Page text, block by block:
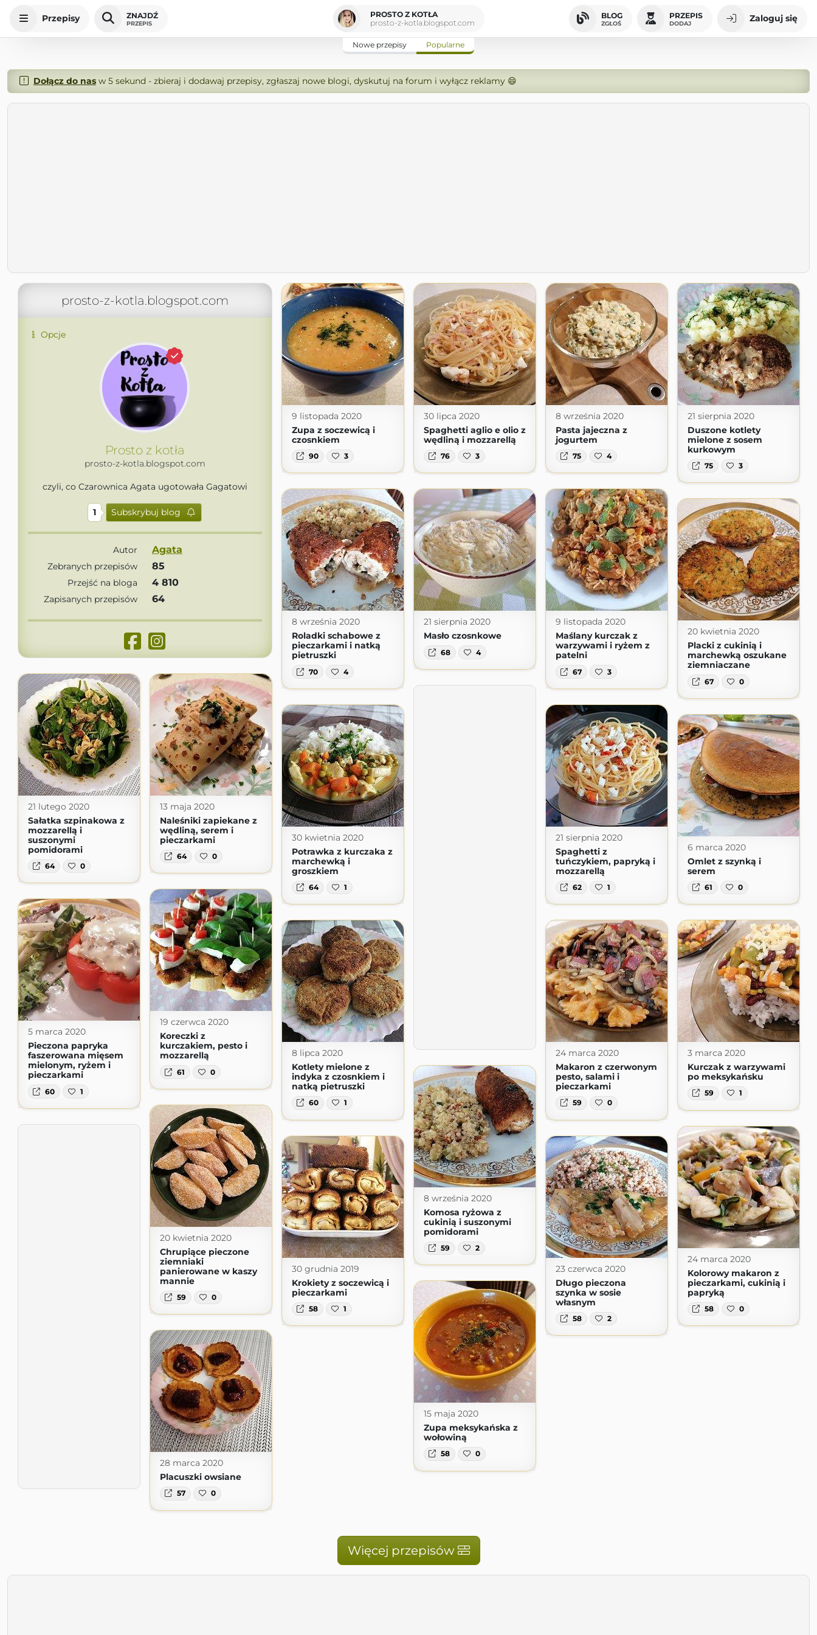
Przepisy ZNAJDŹ
PRZEPIS
PROSTO Z KOTŁA
prosto-z-kotla.blogspot.com
BLOG
ZGŁOŚ
PRZEPIS
DODAJ Zaloguj się
Nowe przepisy Popularne
Dołącz do nasw 5 sekund - zbieraj i dodawaj przepisy, zgłaszaj nowe blogi, dyskutuj na forum i wyłącz reklamy 😄
prosto-z-kotla.blogspot.com
Opcje
Prosto z kotła
prosto-z-kotla.blogspot.com
czyli, co Czarownica Agata ugotowała Gagatowi
1 Subskrybuj blog
Autor Agata
Zebranych przepisów 85
Przejść na bloga 4 810
Zapisanych przepisów 64
9 listopada 2020
Zupa z soczewicą i
czosnkiem
90 3
30 lipca 2020
Spaghetti aglio e olio z
wędliną i mozzarellą
76 3
8 września 2020
Pasta jajeczna z
jogurtem
75 4
21 sierpnia 2020
Duszone kotlety
mielone z sosem
kurkowym
75 3
8 września 2020
Roladki schabowe z
pieczarkami i natką
pietruszki
70 4
21 sierpnia 2020
Masło czosnkowe
68 4
9 listopada 2020
Maślany kurczak z
warzywami i ryżem z
patelni
67 3
20 kwietnia 2020
Placki z cukinią i
marchewką oszukane
ziemniaczane
67 0
21 lutego 2020
Sałatka szpinakowa z
mozzarellą i
suszonymi
pomidorami
64 0
13 maja 2020
Naleśniki zapiekane z
wędliną, serem i
pieczarkami
64 0
30 kwietnia 2020
Potrawka z kurczaka z
marchewką i
groszkiem
64 1
21 sierpnia 2020
Spaghetti z
tuńczykiem, papryką i
mozzarellą
62 1
6 marca 2020
Omlet z szynką i
serem
61 0
19 czerwca 2020
Koreczki z
kurczakiem, pesto i
mozzarellą
61 0
5 marca 2020
Pieczona papryka
faszerowana mięsem
mielonym, ryżem i
pieczarkami
60 1
8 lipca 2020
Kotlety mielone z
indyka z czosnkiem i
natką pietruszki
60 1
24 marca 2020
Makaron z czerwonym
pesto, salami i
pieczarkami
59 0
3 marca 2020
Kurczak z warzywami
po meksykańsku
59 1
8 września 2020
Komosa ryżowa z
cukinią i suszonymi
pomidorami
59 2
20 kwietnia 2020
Chrupiące pieczone
ziemniaki
panierowane w kaszy
mannie
59 0
24 marca 2020
Kolorowy makaron z
pieczarkami, cukinią i
papryką
58 0
30 grudnia 2019
Krokiety z soczewicą i
pieczarkami
58 1
23 czerwca 2020
Długo pieczona
szynka w sosie
własnym
58 2
15 maja 2020
Zupa meksykańska z
wołowiną
58 0
28 marca 2020
Placuszki owsiane
57 0
Więcej przepisów